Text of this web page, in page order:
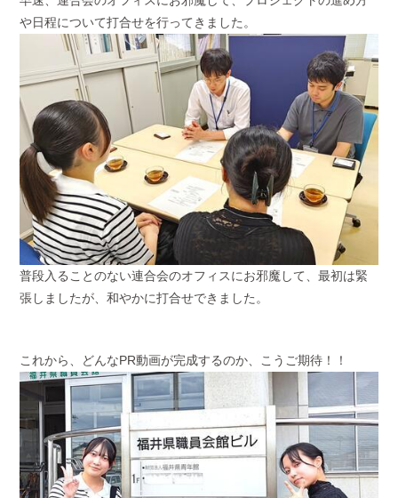
や日程について打合せを行ってきました。
普段入ることのない連合会のオフィスにお邪魔して、最初は緊
張しましたが、和やかに打合せできました。
これから、どんなPR動画が完成するのか、こうご期待！！